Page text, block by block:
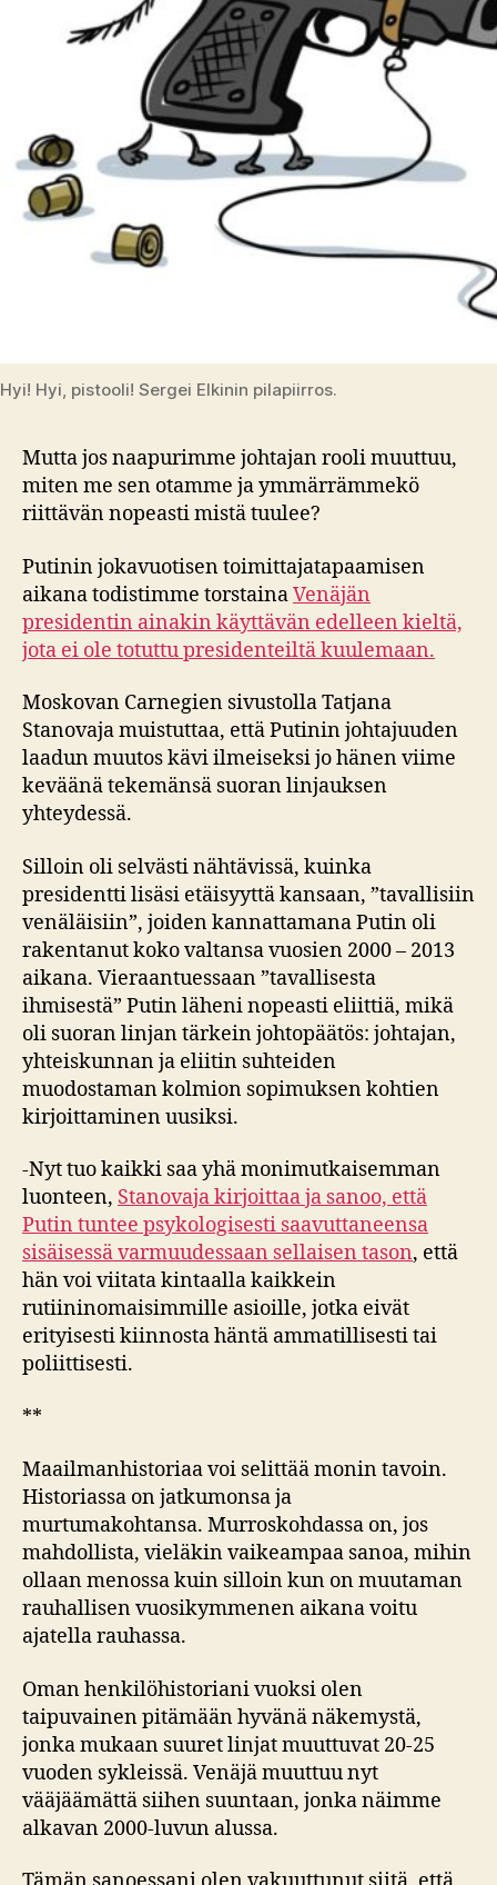
Hyi! Hyi, pistooli! Sergei Elkinin pilapiirros.
Mutta jos naapurimme johtajan rooli muuttuu,
miten me sen otamme ja ymmärrämmekö
riittävän nopeasti mistä tuulee?
Putinin jokavuotisen toimittajatapaamisen
aikana todistimme torstainaVenäjän
presidentin ainakin käyttävän edelleen kieltä,
jota ei ole totuttu presidenteiltä kuulemaan.
Moskovan Carnegien sivustolla Tatjana
Stanovaja muistuttaa, että Putinin johtajuuden
laadun muutos kävi ilmeiseksi jo hänen viime
keväänä tekemänsä suoran linjauksen
yhteydessä.
Silloin oli selvästi nähtävissä, kuinka
presidentti lisäsi etäisyyttä kansaan, ”tavallisiin
venäläisiin”, joiden kannattamana Putin oli
rakentanut koko valtansa vuosien 2000 – 2013
aikana. Vieraantuessaan ”tavallisesta
ihmisestä” Putin läheni nopeasti eliittiä, mikä
oli suoran linjan tärkein johtopäätös: johtajan,
yhteiskunnan ja eliitin suhteiden
muodostaman kolmion sopimuksen kohtien
kirjoittaminen uusiksi.
-Nyt tuo kaikki saa yhä monimutkaisemman
luonteen, Stanovaja kirjoittaa ja sanoo, että
Putin tuntee psykologisesti saavuttaneensa
sisäisessä varmuudessaan sellaisen tason, että
hän voi viitata kintaalla kaikkein
rutiininomaisimmille asioille, jotka eivät
erityisesti kiinnosta häntä ammatillisesti tai
poliittisesti.
**
Maailmanhistoriaa voi selittää monin tavoin.
Historiassa on jatkumonsa ja
murtumakohtansa. Murroskohdassa on, jos
mahdollista, vieläkin vaikeampaa sanoa, mihin
ollaan menossa kuin silloin kun on muutaman
rauhallisen vuosikymmenen aikana voitu
ajatella rauhassa.
Oman henkilöhistoriani vuoksi olen
taipuvainen pitämään hyvänä näkemystä,
jonka mukaan suuret linjat muuttuvat 20-25
vuoden sykleissä. Venäjä muuttuu nyt
vääjäämättä siihen suuntaan, jonka näimme
alkavan 2000-luvun alussa.